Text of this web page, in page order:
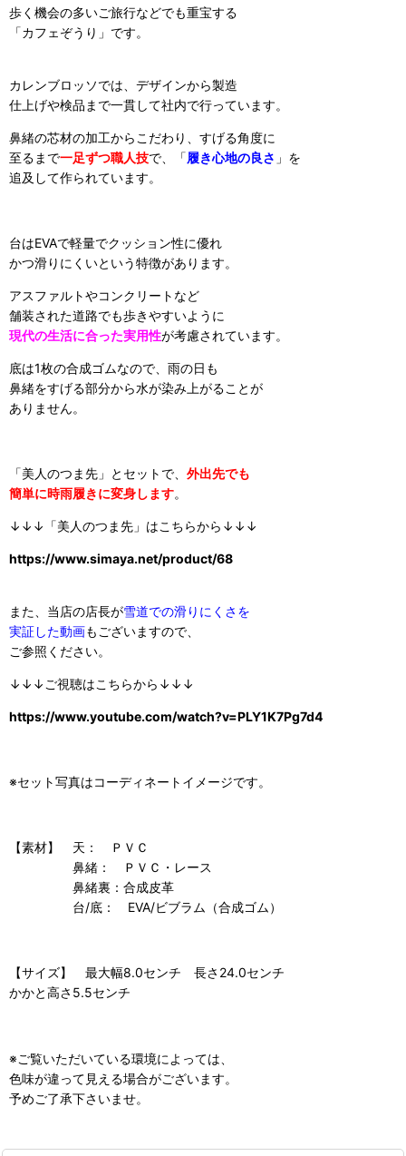
歩く機会の多いご旅行などでも重宝する
「カフェぞうり」です。
カレンブロッソでは、デザインから製造
仕上げや検品まで一貫して社内で行っています。
鼻緒の芯材の加工からこだわり、すげる角度に
至るまで一足ずつ職人技で、「履き心地の良さ 」を
追及して作られています。
台はEVAで軽量でクッション性に優れ
かつ滑りにくいという特徴があります。
アスファルトやコンクリートなど
舗装された道路でも歩きやすいように
現代の生活に合った実用性が考慮されています。
底は1枚の合成ゴムなので、雨の日も
鼻緒をすげる部分から水が染み上がることが
ありません。
「美人のつま先」とセットで、 外出先でも
簡単に時雨履きに変身します。
↓↓↓「美人のつま先」はこちらから↓↓↓
https://www.simaya.net/product/68
また、当店の店長が雪道での滑りにくさを
実証した動画もございますので、
ご参照ください。
↓↓↓ご視聴はこちらから↓↓↓
https://www.youtube.com/watch?v=PLY1K7Pg7d4
※セット写真はコーディネートイメージです。
【素材】 天： ＰＶＣ
鼻緒： ＰＶＣ・レース
鼻緒裏：合成皮革
台/底： EVA/ビブラム（合成ゴム）
【サイズ】 最大幅8.0センチ 長さ24.0センチ
かかと高さ5.5センチ
※ご覧いただいている環境によっては、
色味が違って見える場合がございます。
予めご了承下さいませ。